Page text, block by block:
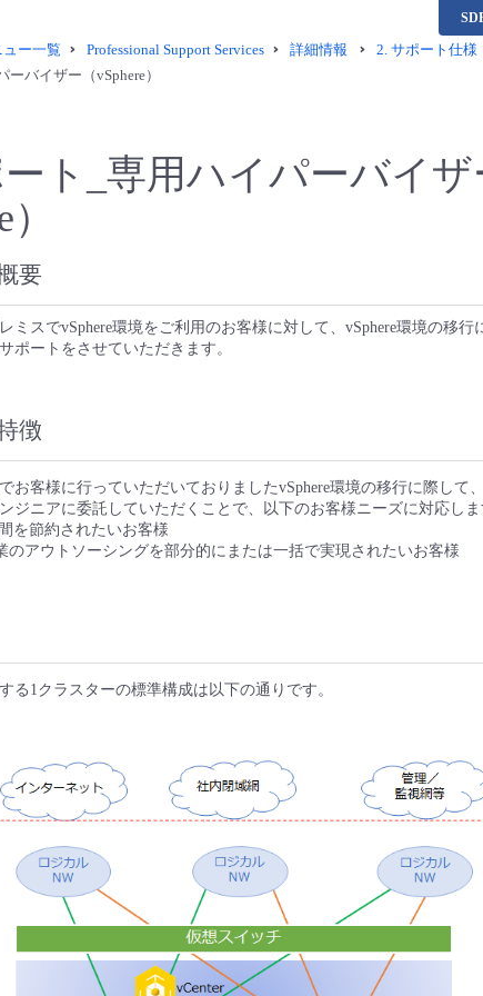
ュー一覧 Professional Support Services 詳細情報 2. サポート仕様
バイザー（vSphere）
ト_専用ハイパーバイザ
要
ミスでvSphere環境をご利用のお客様に対して、vSphere環境の移行
ポートをさせていただきます。
徴
お客様に行っていただいておりましたvSphere環境の移行に際して
ジニアに委託していただくことで、以下のお客様ニーズに対応し
を節約されたいお客様
のアウトソーシングを部分的にまたは一括で実現されたいお客様
る1クラスターの標準構成は以下の通りです。